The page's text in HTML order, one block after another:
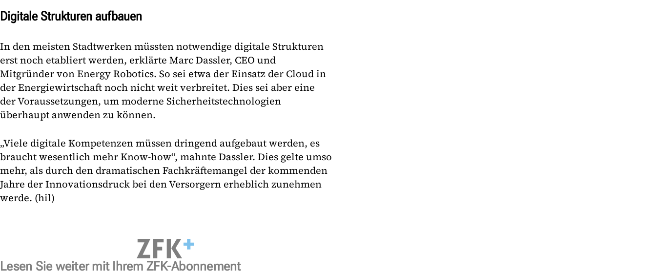
Digitale Strukturen aufbauen
In den meisten Stadtwerken müssten notwendige digitale Strukturen
erst noch etabliert werden, erklärte Marc Dassler, CEO und
Mitgründer von Energy Robotics. So sei etwa der Einsatz der Cloud in
der Energiewirtschaft noch nicht weit verbreitet. Dies sei aber eine
der Voraussetzungen, um moderne Sicherheitstechnologien
überhaupt anwenden zu können.
„Viele digitale Kompetenzen müssen dringend aufgebaut werden, es
braucht wesentlich mehr Know-how“, mahnte Dassler. Dies gelte umso
mehr, als durch den dramatischen Fachkräftemangel der kommenden
Jahre der Innovationsdruck bei den Versorgern erheblich zunehmen
werde. (hil)
Lesen Sie weiter mit Ihrem ZFK-Abonnement